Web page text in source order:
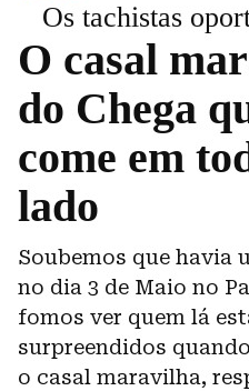
Os tachistas
O casal
do Chega
come em
lado
Soubemos que havia
no dia 3 de Maio no
fomos ver quem lá
surpreendidos
o casal maravilha,